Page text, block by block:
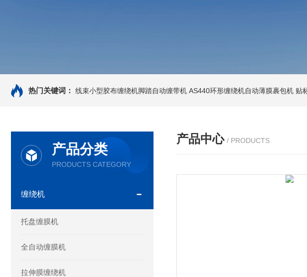
热门关键词： 线束小型胶布缠绕机脚踏自动缠带机 AS440环形缠绕机自动薄膜裹包机 贴
产品分类
PRODUCTS CATEGORY
缠绕机
托盘缠膜机
全自动缠膜机
拉伸膜缠绕机
产品中心 / PRODUCTS